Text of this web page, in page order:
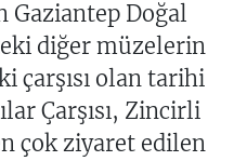
Gaziantep Doğal
diğer müzelerin
çarşısı olan tarihi
Çarşısı, Zincirli
çok ziyaret edilen